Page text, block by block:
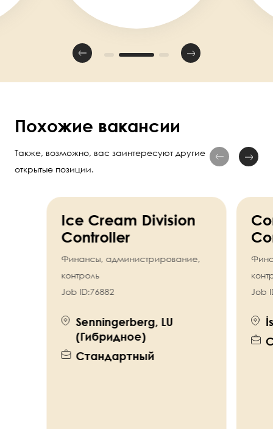
Похожие вакансии
Также, возможно, вас заинтересуют другие
открытые позиции.
Ice Cream Division
Controller
Финансы, администрирование,
контроль
Job ID:76882
Senningerberg, LU
(Гибридное)
Стандартный
Job